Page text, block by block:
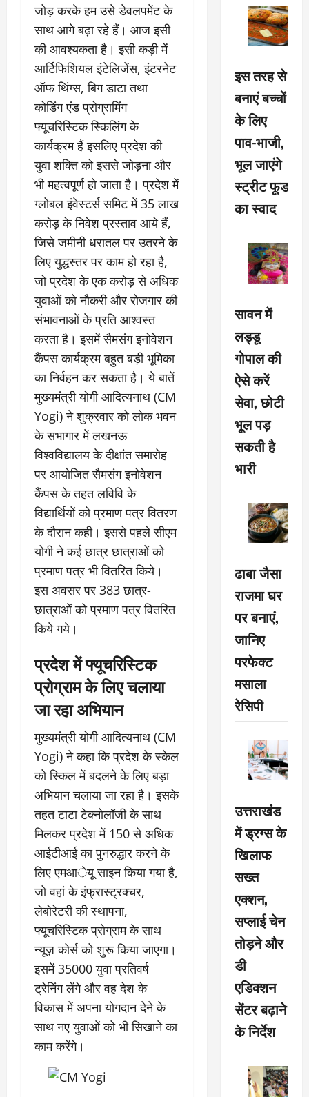
जोड़ करके हम उसे डेवलपमेंट के
साथ आगे बढ़ा रहे हैं। आज इसी
की आवश्यकता है। इसी कड़ी में
आर्टिफिशियल इंटेलिजेंस, इंटरनेट
ऑफ थिंग्स, बिग डाटा तथा
कोडिंग एंड प्रोग्रामिंग
फ्यूचरिस्टिक स्किलिंग के
कार्यक्रम हैं इसलिए प्रदेश की
युवा शक्ति को इससे जोड़ना और
भी महत्वपूर्ण हो जाता है। प्रदेश में
ग्लोबल इंवेस्टर्स समिट में 35 लाख
करोड़ के निवेश प्रस्ताव आये हैं,
जिसे जमीनी धरातल पर उतरने के
लिए युद्धस्तर पर काम हो रहा है,
जो प्रदेश के एक करोड़ से अधिक
युवाओं को नौकरी और रोजगार की
संभावनाओं के प्रति आश्वस्त
करता है। इसमें सैमसंग इनोवेशन
कैंपस कार्यक्रम बहुत बड़ी भूमिका
का निर्वहन कर सकता है। ये बातें
मुख्यमंत्री योगी आदित्यनाथ (CM
Yogi) ने शुक्रवार को लोक भवन
के सभागार में लखनऊ
विश्वविद्यालय के दीक्षांत समारोह
पर आयोजित सैमसंग इनोवेशन
कैंपस के तहत लविवि के
विद्यार्थियों को प्रमाण पत्र वितरण
के दौरान कही। इससे पहले सीएम
योगी ने कई छात्र छात्राओं को
प्रमाण पत्र भी वितरित किये।
इस अवसर पर 383 छात्र-
छात्राओं को प्रमाण पत्र वितरित
किये गये।
प्रदेश में फ्यूचरिस्टिक
प्रोग्राम के लिए चलाया
जा रहा अभियान
मुख्यमंत्री योगी आदित्यनाथ (CM
Yogi) ने कहा कि प्रदेश के स्केल
को स्किल में बदलने के लिए बड़ा
अभियान चलाया जा रहा है। इसके
तहत टाटा टेक्नोलॉजी के साथ
मिलकर प्रदेश में 150 से अधिक
आईटीआई का पुनरुद्धार करने के
लिए एमआेयू साइन किया गया है,
जो वहां के इंफ्रास्ट्रक्चर,
लेबोरेटरी की स्थापना,
फ्यूचरिस्टिक प्रोग्राम के साथ
न्यूज़ कोर्स को शुरू किया जाएगा।
इसमें 35000 युवा प्रतिवर्ष
ट्रेनिंग लेंगे और वह देश के
विकास में अपना योगदान देने के
साथ नए युवाओं को भी सिखाने का
काम करेंगे।
इस तरह से
बनाएं बच्चों
के लिए
पाव-भाजी,
भूल जाएंगे
स्ट्रीट फूड
का स्वाद
सावन में
लड्डू
गोपाल की
ऐसे करें
सेवा, छोटी
भूल पड़
सकती है
भारी
ढाबा जैसा
राजमा घर
पर बनाएं,
जानिए
परफेक्ट
मसाला
रेसिपी
उत्तराखंड
में ड्रग्स के
खिलाफ
सख्त
एक्शन,
सप्लाई चेन
तोड़ने और
डी
एडिक्शन
सेंटर बढ़ाने
के निर्देश